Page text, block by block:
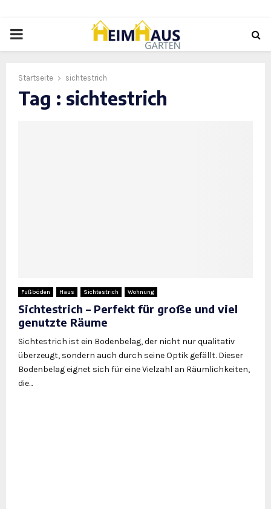
PRIMARY
Startseite sichtestrich
Tag : sichtestrich
Fußböden Haus Sichtestrich Wohnung
Sichtestrich – Perfekt für große und viel
genutzte Räume
Sichtestrich ist ein Bodenbelag, der nicht nur qualitativ
überzeugt, sondern auch durch seine Optik gefällt. Dieser
Bodenbelag eignet sich für eine Vielzahl an Räumlichkeiten,
die...